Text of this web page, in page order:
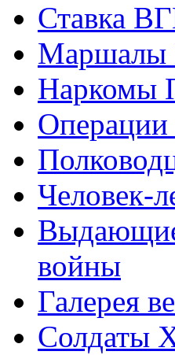
Ставка
Маршалы
Наркомы
Операции
Человек-
войны
Галерея
Солдаты